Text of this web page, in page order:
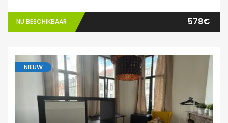
NU BESCHIKBAAR 578€
NIEUW